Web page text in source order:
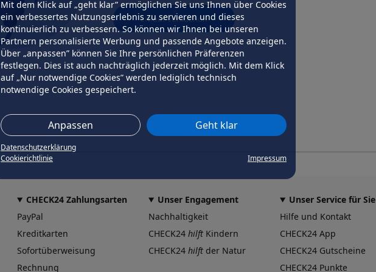
Mit dem Klick auf „geht klar” ermöglichen Sie uns Ihnen über Cookies
ein verbessertes Nutzungserlebnis zu servieren und dieses
kontinuierlich zu verbessern. So können wir Ihnen bei unseren
Partnern personalisierte Werbung und passende Angebote anzeigen.
Über „anpassen” können Sie Ihre persönlichen Präferenzen
festlegen. Dies ist auch nachträglich jederzeit möglich. Mit dem Klick
auf „Nur notwendige Cookies” werden lediglich technisch
notwendige Cookies gespeichert.
Anpassen Geht klar
Datenschutzerklärung
Cookierichtlinie
Impressum
erneut versuchen
CHECK24 Zahlungsarten
PayPal
Kreditkarten
Sofortüberweisung
Rechnung
Unser Engagement
Nachhaltigkeit
CHECK24 hilft Kindern
CHECK24 hilft der Natur
Unser Service für Sie
Hilfe und Kontakt
CHECK24 App
CHECK24 Gutscheine
CHECK24 Punkte